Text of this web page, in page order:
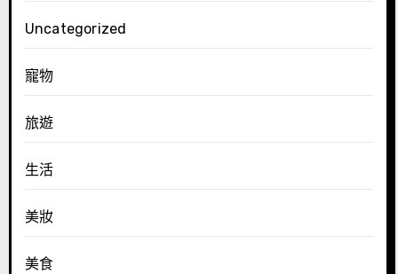
Uncategorized
寵物
旅遊
生活
美妝
美食